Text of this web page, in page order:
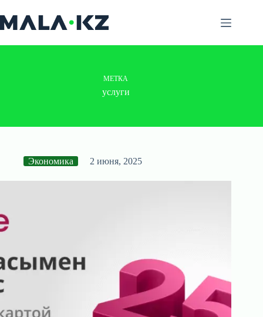
к
сути
МЕТКА
услуги
Экономика 2 июня, 2025